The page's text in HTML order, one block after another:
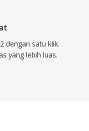
dengan satu klik.
yang lebih luas.